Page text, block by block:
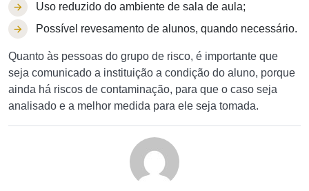
Uso reduzido do ambiente de sala de aula;
Possível revesamento de alunos, quando necessário.
Quanto às pessoas do grupo de risco, é importante que
seja comunicado a instituição a condição do aluno, porque
ainda há riscos de contaminação, para que o caso seja
analisado e a melhor medida para ele seja tomada.